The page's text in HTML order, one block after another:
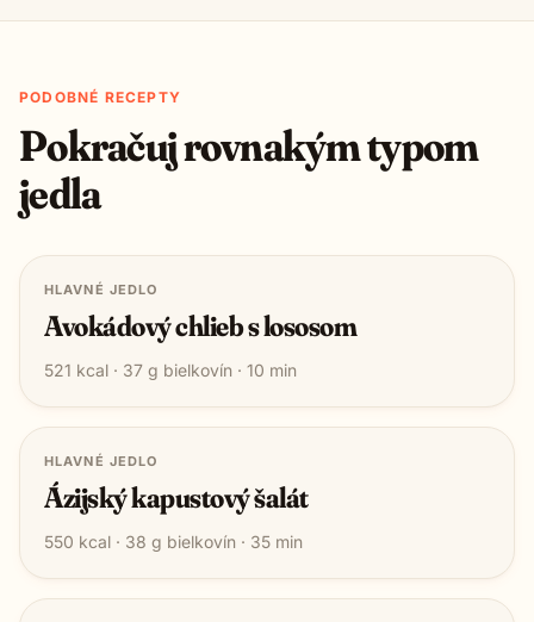
PODOBNÉ RECEPTY
Pokračuj rovnakým typom
jedla
HLAVNÉ JEDLO
Avokádový chlieb s lososom
521 kcal · 37 g bielkovín · 10 min
HLAVNÉ JEDLO
Ázijský kapustový šalát
550 kcal · 38 g bielkovín · 35 min